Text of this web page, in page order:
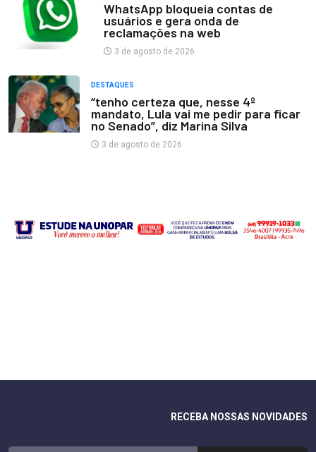
WhatsApp bloqueia contas de
usuários e gera onda de
reclamações na web
3 de agosto de 2026
DESTAQUES
“tenho certeza que, nesse 4º
mandato, Lula vai me pedir para ficar
no Senado”, diz Marina Silva
3 de agosto de 2026
RECEBA NOSSAS NOVIDADES